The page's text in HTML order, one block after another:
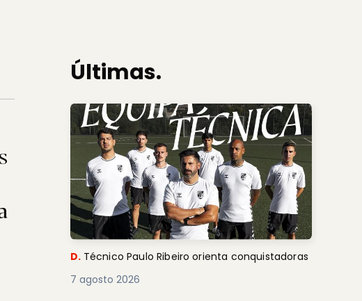
Últimas.
D. Técnico Paulo Ribeiro orienta conquistadoras
7 agosto 2026